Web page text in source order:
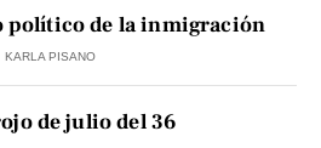
político de la inmigración
KARLA PISANO
de julio del 36